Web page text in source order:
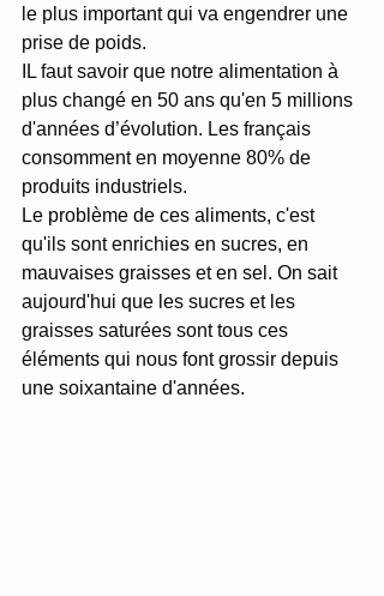
le plus important qui va engendrer une
prise de poids.
IL faut savoir que notre alimentation à
plus changé en 50 ans qu'en 5 millions
d'années d’évolution. Les français
consomment en moyenne 80% de
produits industriels.
Le problème de ces aliments, c'est
qu'ils sont enrichies en sucres, en
mauvaises graisses et en sel. On sait
aujourd'hui que les sucres et les
graisses saturées sont tous ces
éléments qui nous font grossir depuis
une soixantaine d'années.